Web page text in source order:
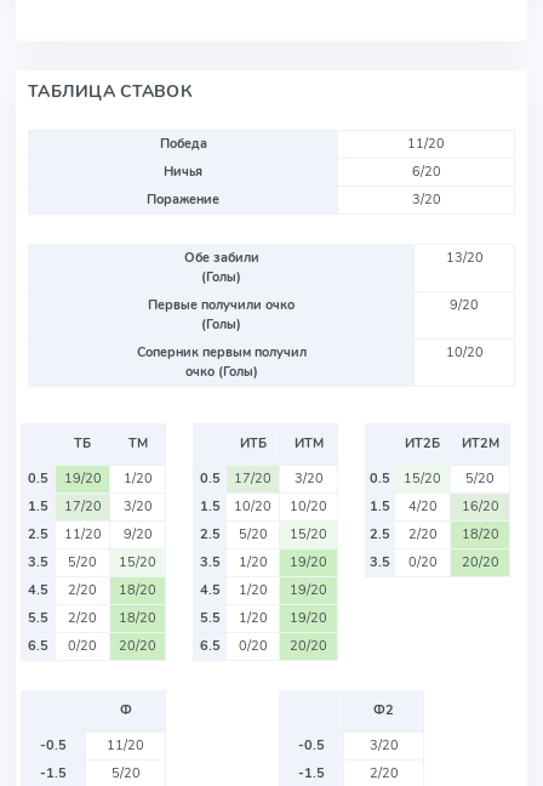
ТАБЛИЦА СТАВОК
Победа
11/20
Ничья
6/20
Поражение
3/20
Обе забили
(Голы)
13/20
Первые получили очко
(Голы)
9/20
Соперник первым получил
очко (Голы)
10/20
ТБ
ТМ
0.5
19/20
1/20
1.5
17/20
3/20
2.5
11/20
9/20
3.5
5/20
15/20
4.5
2/20
18/20
5.5
2/20
18/20
6.5
0/20 20/20
ИТБ
ИТМ
0.5
17/20
3/20
1.5
10/20
10/20
2.5
5/20
15/20
3.5
1/20
19/20
4.5
1/20
19/20
5.5
1/20
19/20
6.5
0/20 20/20
ИТ2Б
ИТ2М
0.5
15/20
5/20
1.5
4/20
16/20
2.5
2/20
18/20
3.5
0/20 20/20
Ф
-0.5
11/20
-1.5
5/20
Ф2
-0.5
3/20
-1.5
2/20